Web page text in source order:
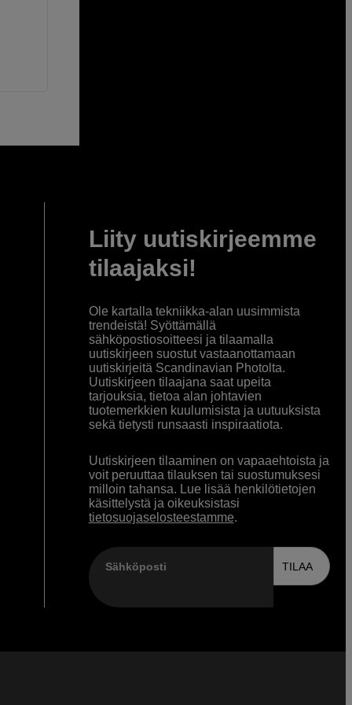
Liity uutiskirjeemme
tilaajaksi!
Ole kartalla tekniikka-alan uusimmista
trendeistä! Syöttämällä
sähköpostiosoitteesi ja tilaamalla
uutiskirjeen suostut vastaanottamaan
uutiskirjeitä Scandinavian Photolta.
Uutiskirjeen tilaajana saat upeita
tarjouksia, tietoa alan johtavien
tuotemerkkien kuulumisista ja uutuuksista
sekä tietysti runsaasti inspiraatiota.
Uutiskirjeen tilaaminen on vapaaehtoista ja
voit peruuttaa tilauksen tai suostumuksesi
milloin tahansa. Lue lisää henkilötietojen
käsittelystä ja oikeuksistasi
tietosuojaselosteestamme.
Sähköposti TILAA